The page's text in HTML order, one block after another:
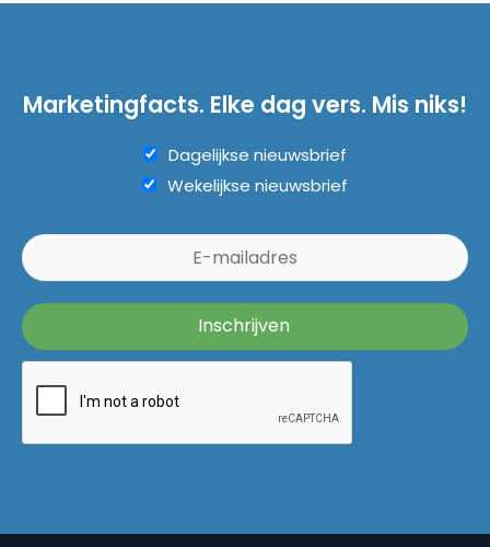
Marketingfacts. Elke dag vers. Mis niks!
Dagelijkse nieuwsbrief
Wekelijkse nieuwsbrief